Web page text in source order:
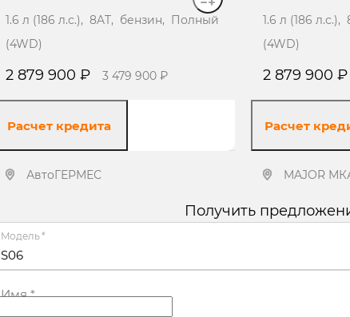
1.6 л (186 л.с.), 8AT, бензин, Полный
(4WD)
2 879 900 ₽ 3 479 900 ₽
Расчет кредита
АвтоГЕРМЕС
Получить предложение
1.6 л (186
(4WD)
2 879 900 ₽
Расчет
MAJOR
Получить
Модель*
S06
Имя*